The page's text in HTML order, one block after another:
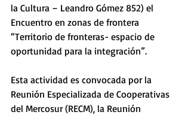
la Cultura – Leandro Gómez 852) el
Encuentro en zonas de frontera
“Territorio de fronteras- espacio de
oportunidad para la integración”.
Esta actividad es convocada por la
Reunión Especializada de Cooperativas
del Mercosur (RECM), la Reunión